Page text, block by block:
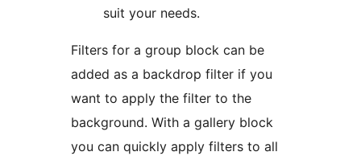
suit your needs.
Filters for a group block can be
added as a backdrop filter if you
want to apply the filter to the
background. With a gallery block
you can quickly apply filters to all